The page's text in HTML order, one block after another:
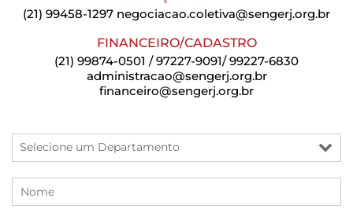
(21) 99458-1297 negociacao.coletiva@sengerj.org.br
FINANCEIRO/CADASTRO
(21) 99874-0501 / 97227-9091/ 99227-6830
administracao@sengerj.org.br
financeiro@sengerj.org.br